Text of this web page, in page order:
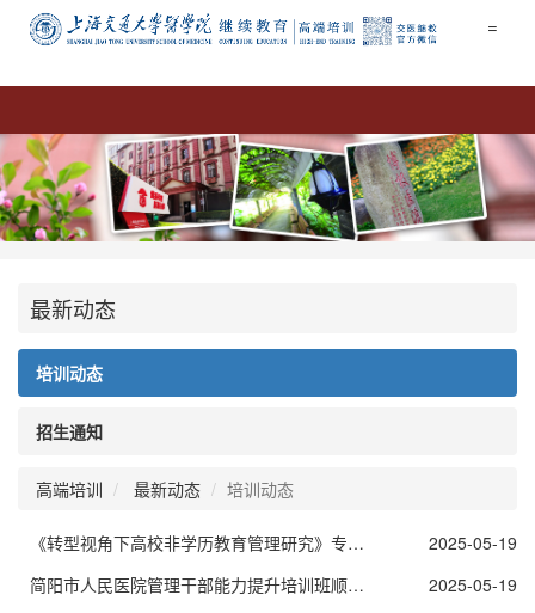
=
最新动态
培训动态
招生通知
高端培训 最新动态 培训动态
《转型视角下高校非学历教育管理研究》专著入选中国成人教育协会特别推介书目
2025-05-19
简阳市人民医院管理干部能力提升培训班顺利举办
2025-05-19